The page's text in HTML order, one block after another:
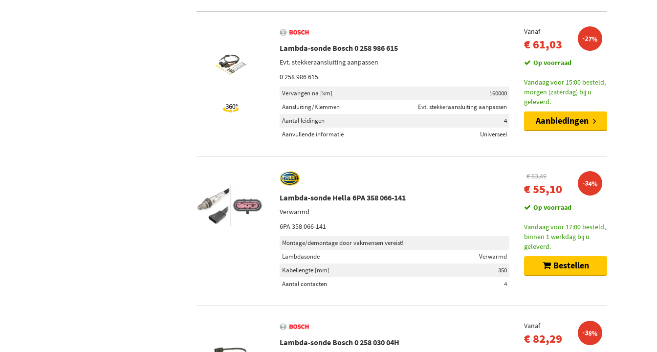
Lambda-sonde Bosch 0 258 986 615
Evt. stekkeraansluiting aanpassen
0 258 986 615
Vervangen na [km]
160000
Aansluiting/Klemmen
Evt. stekkeraansluiting aanpassen
Aantal leidingen
4
Aanvullende informatie
Universeel
Vanaf
€ 61,03 -27%
Op voorraad
Vandaag voor 15:00 besteld,
morgen (zaterdag) bij u
geleverd.
Aanbiedingen
Lambda-sonde Hella 6PA 358 066-141
Verwarmd
6PA 358 066-141
Montage/demontage door vakmensen vereist!
Lambdasonde
Verwarmd
Kabellengte [mm]
350
Aantal contacten
4
€ 83,49
€ 55,10 -34%
Op voorraad
Vandaag voor 17:00 besteld,
binnen 1 werkdag bij u
geleverd.
Bestellen
Lambda-sonde Bosch 0 258 030 04H
Vanaf
€ 82,29 -38%